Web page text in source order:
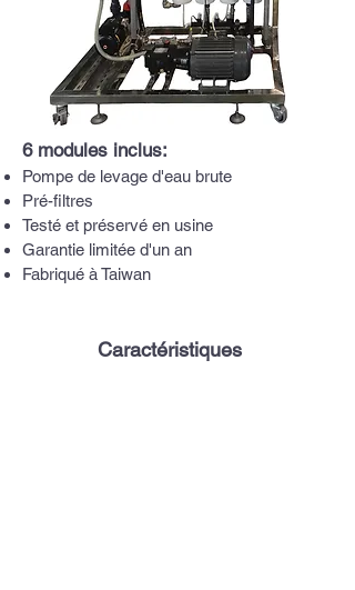
6 modules inclus:
Pompe de levage d'eau brute
Pré-filtres
Testé et préservé en usine
Garantie limitée d'un an
Fabriqué à Taiwan
Caractéristiques